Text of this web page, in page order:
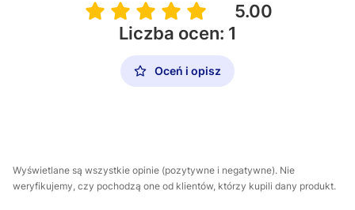
5.00
Liczba ocen: 1
Oceń i opisz
Wyświetlane są wszystkie opinie (pozytywne i negatywne). Nie
weryfikujemy, czy pochodzą one od klientów, którzy kupili dany produkt.